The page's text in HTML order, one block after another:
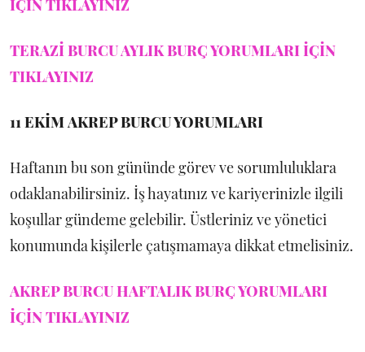
İÇİN TIKLAYINIZ
TERAZİ BURCU AYLIK BURÇ YORUMLARI İÇİN
TIKLAYINIZ
11 EKİMAKREP BURCU YORUMLARI
Haftanın bu son gününde görev ve sorumluluklara
odaklanabilirsiniz. İş hayatınız ve kariyerinizle ilgili
koşullar gündeme gelebilir. Üstleriniz ve yönetici
konumunda kişilerle çatışmamaya dikkat etmelisiniz.
AKREP BURCU HAFTALIK BURÇ YORUMLARI
İÇİN TIKLAYINIZ